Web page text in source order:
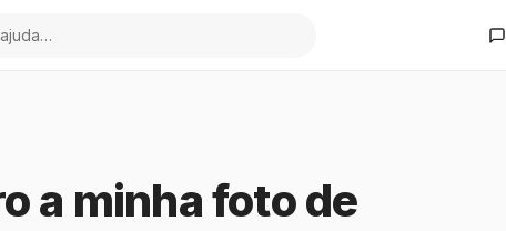
a minha foto de